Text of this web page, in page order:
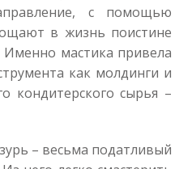
с помощью
в жизнь поистине
мастика привела
как молдинги и
кондитерского сырья –
– весьма податливый